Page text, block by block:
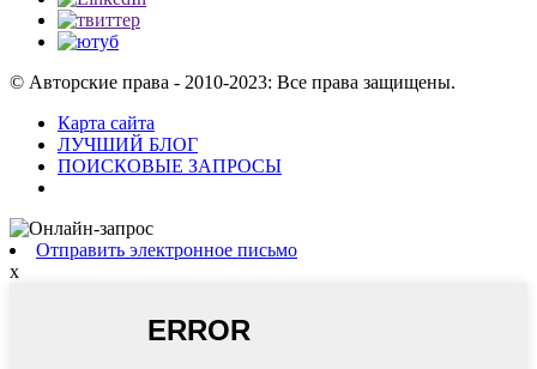
© Авторские права - 2010-2023: Все права защищены.
Карта сайта
ЛУЧШИЙ БЛОГ
ПОИСКОВЫЕ ЗАПРОСЫ
Отправить электронное письмо
x